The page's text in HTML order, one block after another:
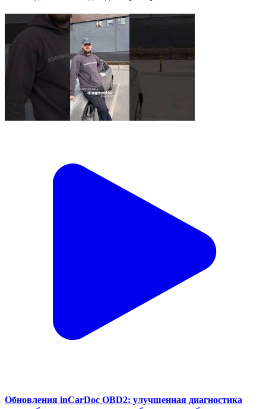
Обновления inCarDoc OBD2: улучшенная диагностика